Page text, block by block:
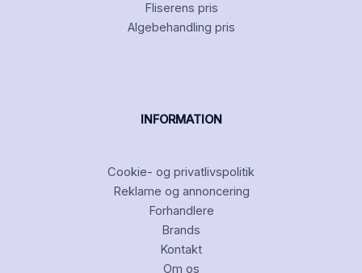
Fliserens pris
Algebehandling pris
INFORMATION
Cookie- og privatlivspolitik
Reklame og annoncering
Forhandlere
Brands
Kontakt
Om os